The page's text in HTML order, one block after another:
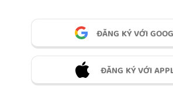
ĐĂNG KÝ VỚI
ĐĂNG KÝ VỚI